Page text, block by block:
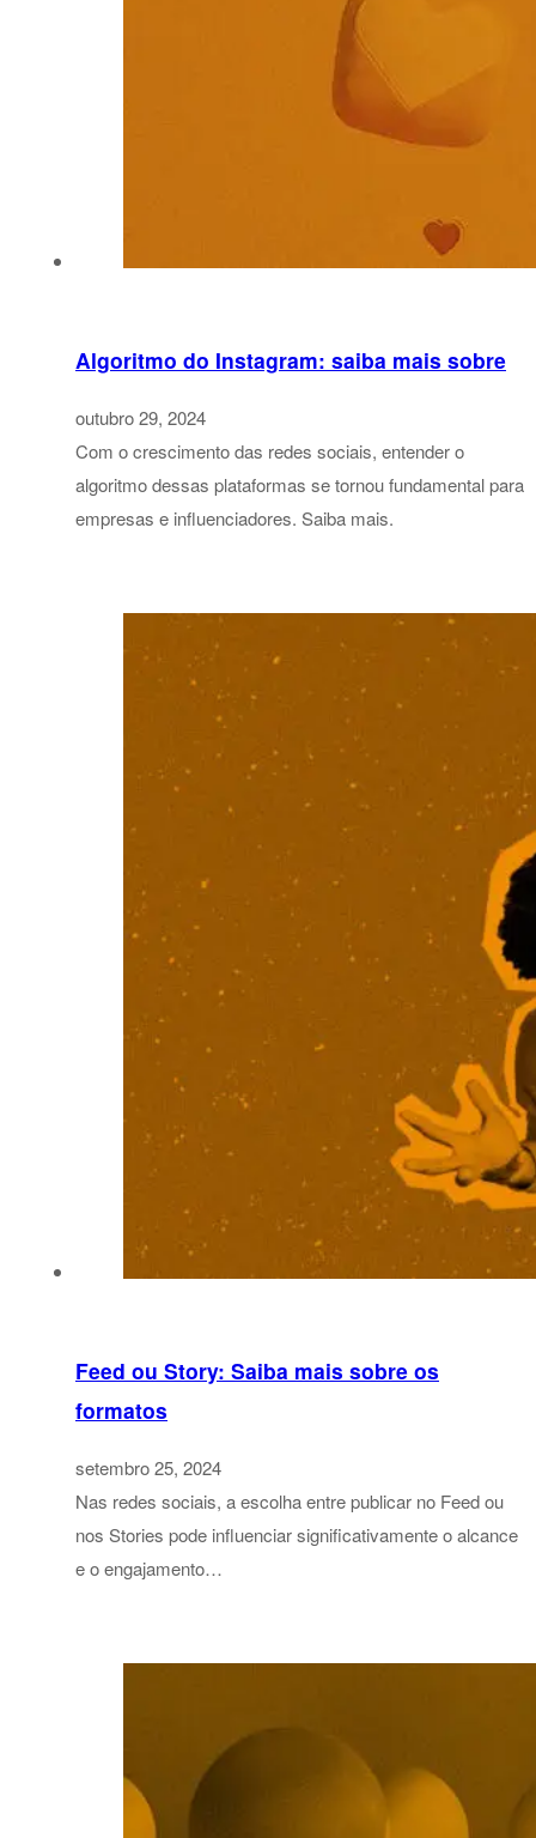
Algoritmo do Instagram: saiba mais sobre
outubro 29, 2024
Com o crescimento das redes sociais, entender o
algoritmo dessas plataformas se tornou fundamental para
empresas e influenciadores. Saiba mais.
Feed ou Story: Saiba mais sobre os
formatos
setembro 25, 2024
Nas redes sociais, a escolha entre publicar no Feed ou
nos Stories pode influenciar significativamente o alcance
e o engajamento…